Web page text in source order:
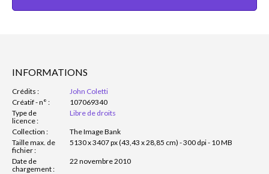
INFORMATIONS
Crédits :
John Coletti
Créatif - n° :
107069340
Type de
licence :
Libre de droits
Collection :
The Image Bank
Taille max. de
fichier :
5130 x 3407 px (43,43 x 28,85 cm) - 300 dpi - 10 MB
Date de
chargement :
22 novembre 2010